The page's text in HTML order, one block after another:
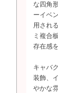
な四角
ーイベ
用され
ミ複合
存在感
キャバ
装飾、
やかな